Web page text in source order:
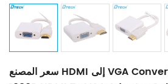
سعر المصنع HDMI إلى VGA Converter Cable HDCP 1.3